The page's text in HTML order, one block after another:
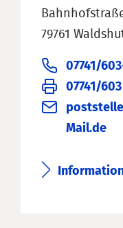
79761
07741/
07741/603
Mail.de